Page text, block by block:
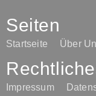
Seiten
Startseite Über
Impressum